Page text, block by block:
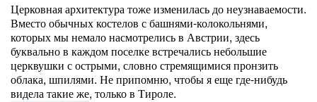
Церковная архитектура тоже изменилась до неузнаваемости.
Вместо обычных костелов с башнями-колокольнями,
которых мы немало насмотрелись в Австрии, здесь
буквально в каждом поселке встречались небольшие
церквушки с острыми, словно стремящимися пронзить
облака, шпилями. Не припомню, чтобы я еще где-нибудь
видела такие же, только в Тироле.